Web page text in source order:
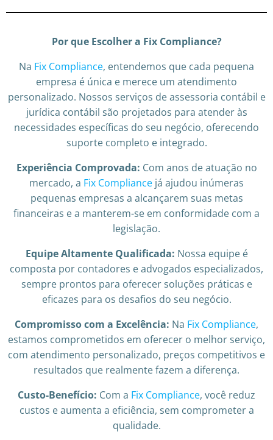
Por que Escolher a Fix Compliance?
Na Fix Compliance, entendemos que cada pequena
empresa é única e merece um atendimento
personalizado. Nossos serviços de assessoria contábil e
jurídica contábil são projetados para atender às
necessidades específicas do seu negócio, oferecendo
suporte completo e integrado.
Experiência Comprovada: Com anos de atuação no
mercado, a Fix Compliance já ajudou inúmeras
pequenas empresas a alcançarem suas metas
financeiras e a manterem-se em conformidade com a
legislação.
Equipe Altamente Qualificada: Nossa equipe é
composta por contadores e advogados especializados,
sempre prontos para oferecer soluções práticas e
eficazes para os desafios do seu negócio.
Compromisso com a Excelência: Na Fix Compliance,
estamos comprometidos em oferecer o melhor serviço,
com atendimento personalizado, preços competitivos e
resultados que realmente fazem a diferença.
Custo-Benefício: Com a Fix Compliance, você reduz
custos e aumenta a eficiência, sem comprometer a
qualidade.